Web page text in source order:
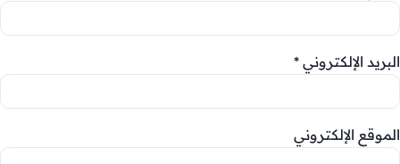
البريد الإلكتروني *
الموقع الإلكتروني